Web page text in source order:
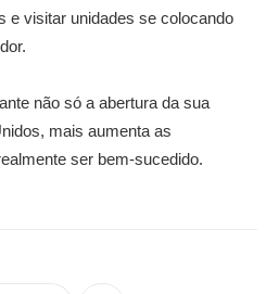
e visitar unidades se colocando
não só a abertura da sua
mais aumenta as
ser bem-sucedido.